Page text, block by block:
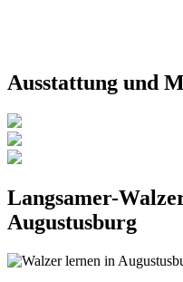
Ausstattung und
Langsamer-
Augustusburg